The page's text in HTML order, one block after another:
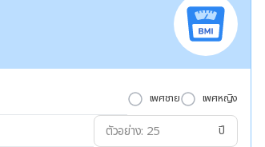
เพศชาย เพศหญิง
ปี